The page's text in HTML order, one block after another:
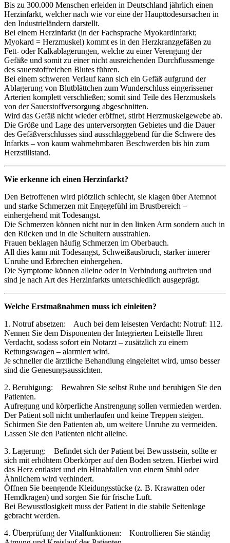
Bis zu 300.000 Menschen erleiden in Deutschland jährlich einen
Herzinfarkt, welcher nach wie vor eine der Haupttodesursachen in
den Industrieländern darstellt.
Bei einem Herzinfarkt (in der Fachsprache Myokardinfarkt;
Myokard = Herzmuskel) kommt es in den Herzkranzgefäßen zu
Fett- oder Kalkablagerungen, welche zu einer Verengung der
Gefäße und somit zu einer nicht ausreichenden Durchflussmenge
des sauerstoffreichen Blutes führen.
Bei einem schweren Verlauf kann sich ein Gefäß aufgrund der
Ablagerung von Blutblättchen zum Wunderschluss eingerissener
Arterien komplett verschließen; somit sind Teile des Herzmuskels
von der Sauerstoffversorgung abgeschnitten.
Wird das Gefäß nicht wieder eröffnet, stirbt Herzmuskelgewebe ab.
Die Größe und Lage des unterversorgten Gebietes und die Dauer
des Gefäßverschlusses sind ausschlaggebend für die Schwere des
Infarkts – von kaum wahrnehmbaren Beschwerden bis hin zum
Herzstillstand.
Wie erkenne ich einen Herzinfarkt?
Den Betroffenen wird plötzlich schlecht, sie klagen über Atemnot
und starke Schmerzen mit Engegefühl im Brustbereich –
einhergehend mit Todesangst.
Die Schmerzen können nicht nur in den linken Arm sondern auch in
den Rücken und in die Schultern ausstrahlen.
Frauen beklagen häufig Schmerzen im Oberbauch.
All dies kann mit Todesangst, Schweißausbruch, starker innerer
Unruhe und Erbrechen einhergehen.
Die Symptome können alleine oder in Verbindung auftreten und
sind je nach Art des Herzinfarkts unterschiedlich ausgeprägt.
Welche Erstmaßnahmen muss ich einleiten?
1. Notruf absetzen: Auch bei dem leisesten Verdacht: Notruf: 112.
Nennen Sie dem Disponenten der Integrierten Leitstelle Ihren
Verdacht, sodass sofort ein Notarzt – zusätzlich zu einem
Rettungswagen – alarmiert wird.
Je schneller die ärztliche Behandlung eingeleitet wird, umso besser
sind die Genesungsaussichten.
2. Beruhigung: Bewahren Sie selbst Ruhe und beruhigen Sie den
Patienten.
Aufregung und körperliche Anstrengung sollen vermieden werden.
Der Patient soll nicht umherlaufen und keine Treppen steigen.
Schirmen Sie den Patienten ab, um weitere Unruhe zu vermeiden.
Lassen Sie den Patienten nicht alleine.
3. Lagerung: Befindet sich der Patient bei Bewusstsein, sollte er
sich mit erhöhtem Oberkörper auf den Boden setzen. Hierbei wird
das Herz entlastet und ein Hinabfallen von einem Stuhl oder
Ähnlichem wird verhindert.
Öffnen Sie beengende Kleidungsstücke (z. B. Krawatten oder
Hemdkragen) und sorgen Sie für frische Luft.
Bei Bewusstlosigkeit muss der Patient in die stabile Seitenlage
gebracht werden.
4. Überprüfung der Vitalfunktionen: Kontrollieren Sie ständig